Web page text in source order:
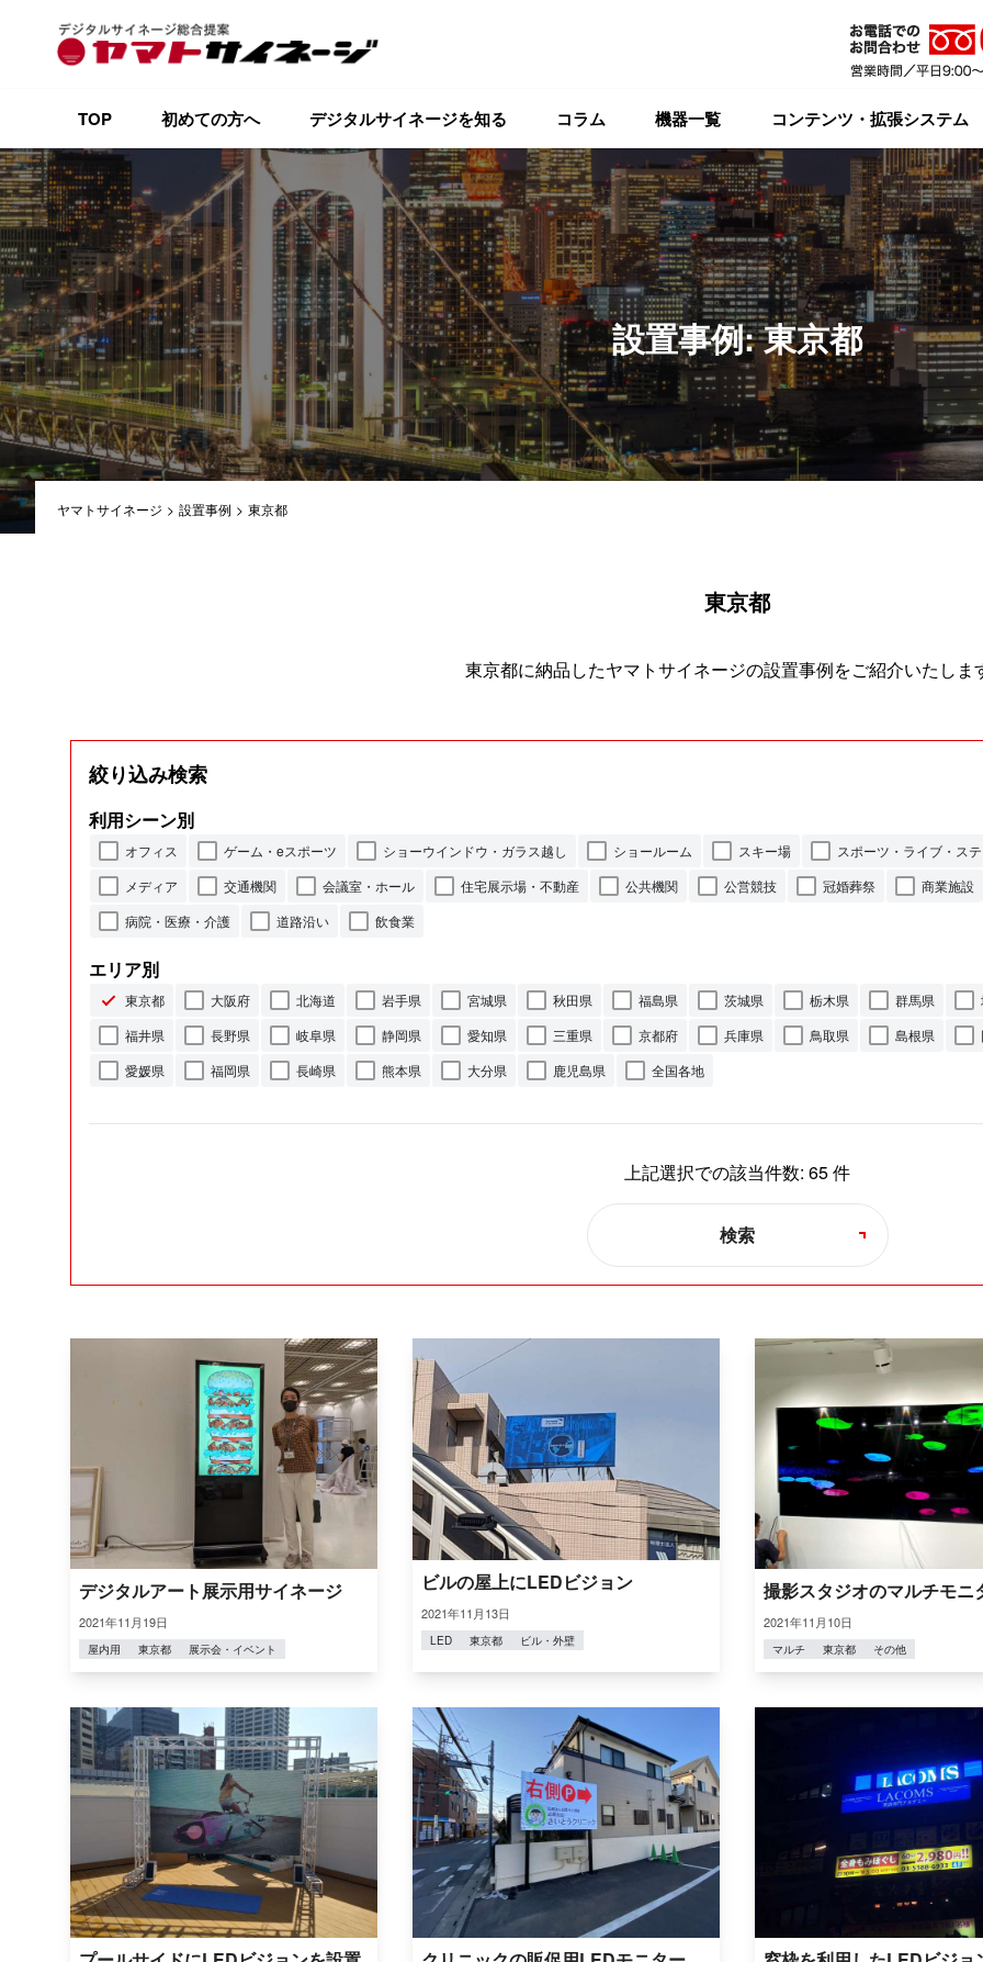
TOP 初めての方へ デジタルサイネージを知る コラム 機器一覧 コンテンツ・拡張システム
設置事例: 東京都
ヤマトサイネージ > 設置事例 > 東京都
東京都
東京都に納品したヤマトサイネージの設置事例をご紹介いたしま
絞り込み検索
利用シーン別
オフィス ゲーム・eスポーツ ショーウインドウ・ガラス越し ショールーム スキー場
スポーツ・ライブ・ス
メディア
交通機関 会議室・ホール 住宅展示場・不動産 公共機関 公営競技 冠婚葬祭
商業施設
病院・医療・介護
道路沿い 飲食業
エリア別
東京都 大阪府 北海道 岩手県 宮城県 秋田県 福島県 茨城県 栃木県 群馬県
福井県
長野県 岐阜県 静岡県 愛知県 三重県 京都府 兵庫県 鳥取県 島根県
愛媛県
福岡県 長崎県 熊本県 大分県 鹿児島県 全国各地
上記選択での該当件数: 65件
検索
デジタルアート展示用サイネージ
2021年11月19日
屋内用 東京都 展示会・イベント
ビルの屋上にLEDビジョン
2021年11月13日
LED 東京都 ビル・外壁
撮影スタジオのマルチモニ
2021年11月10日
マルチ 東京都 その他